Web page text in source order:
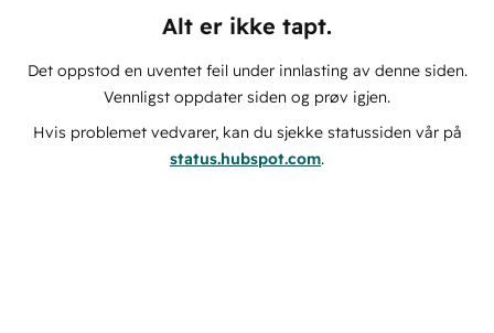
Alt er ikke tapt.
Det oppstod en uventet feil under innlasting av denne siden.
Vennligst oppdater siden og prøv igjen.
Hvis problemet vedvarer, kan du sjekke statussiden vår på
status.hubspot.com.